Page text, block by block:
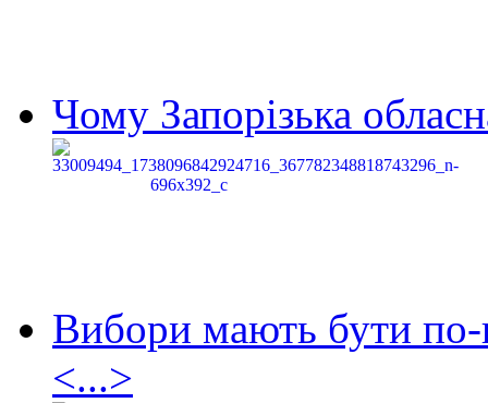
Чому Запорізька
Вибори мають бути по-
<...>